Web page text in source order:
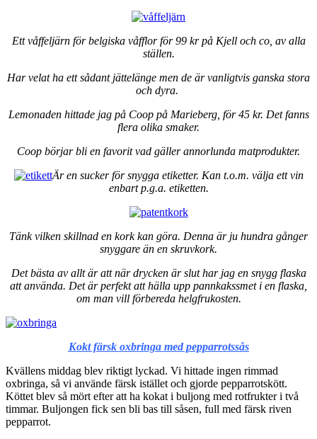
Ett våffeljärn för belgiska våfflor för 99 kr på Kjell och co, av alla
ställen.
Har velat ha ett sådant jättelänge men de är vanligtvis ganska stora
och dyra.
Lemonaden hittade jag på Coop på Marieberg, för 45 kr. Det fanns
flera olika smaker.
Coop börjar bli en favorit vad gäller annorlunda matprodukter.
Är en sucker för snygga etiketter. Kan t.o.m. välja ett vin
enbart p.g.a. etiketten.
Tänk vilken skillnad en kork kan göra. Denna är ju hundra gånger
snyggare än en skruvkork.
Det bästa av allt är att när drycken är slut har jag en snygg flaska
att använda. Det är perfekt att hälla upp pannkakssmet i en flaska,
om man vill förbereda helgfrukosten.
Kokt färsk oxbringa med pepparrotssås
Kvällens middag blev riktigt lyckad. Vi hittade ingen rimmad
oxbringa, så vi använde färsk istället och gjorde pepparrotskött.
Köttet blev så mört efter att ha kokat i buljong med rotfrukter i två
timmar. Buljongen fick sen bli bas till såsen, full med färsk riven
pepparrot.